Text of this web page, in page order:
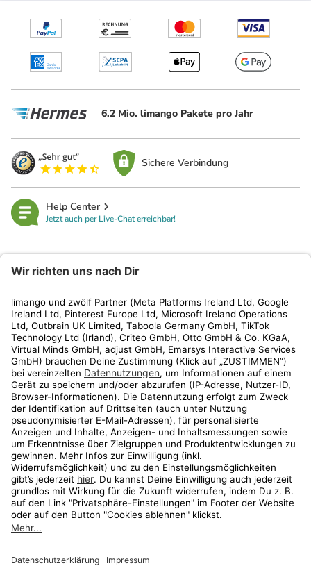
6.2 Mio. limango Pakete pro Jahr
Sichere Verbindung
Help Center
Jetzt auch per Live-Chat erreichbar!
Kundenservice
Shop
Aktionen
Travel